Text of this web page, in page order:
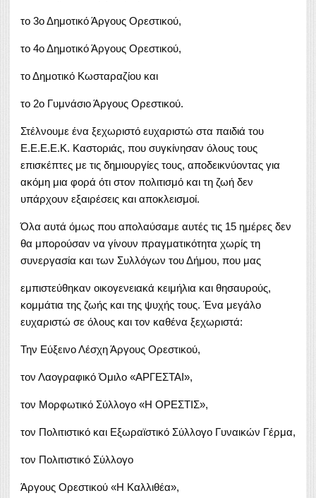
το 3ο Δημοτικό Άργους Ορεστικού,
το 4ο Δημοτικό Άργους Ορεστικού,
το Δημοτικό Κωσταραζίου και
το 2ο Γυμνάσιο Άργους Ορεστικού.
Στέλνουμε ένα ξεχωριστό ευχαριστώ στα παιδιά του
Ε.Ε.Ε.Ε.Κ. Καστοριάς, που συγκίνησαν όλους τους
επισκέπτες με τις δημιουργίες τους, αποδεικνύοντας για
ακόμη μια φορά ότι στον πολιτισμό και τη ζωή δεν
υπάρχουν εξαιρέσεις και αποκλεισμοί.
Όλα αυτά όμως που απολαύσαμε αυτές τις 15 ημέρες δεν
θα μπορούσαν να γίνουν πραγματικότητα χωρίς τη
συνεργασία και των Συλλόγων του Δήμου, που μας
εμπιστεύθηκαν οικογενειακά κειμήλια και θησαυρούς,
κομμάτια της ζωής και της ψυχής τους. Ένα μεγάλο
ευχαριστώ σε όλους και τον καθένα ξεχωριστά:
Την Εύξεινο Λέσχη Άργους Ορεστικού,
τον Λαογραφικό Όμιλο «ΑΡΓΕΣΤΑΙ»,
τον Μορφωτικό Σύλλογο «Η ΟΡΕΣΤΙΣ»,
τον Πολιτιστικό και Εξωραϊστικό Σύλλογο Γυναικών Γέρμα,
τον Πολιτιστικό Σύλλογο
Άργους Ορεστικού «Η Καλλιθέα»,